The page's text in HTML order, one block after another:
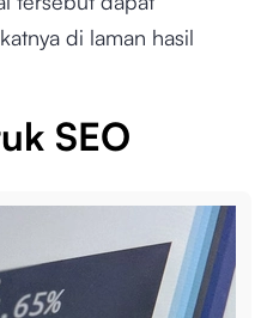
di laman hasil
SEO